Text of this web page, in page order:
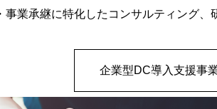
事業承継に特化したコンサルティング
企業型DC導入支援事